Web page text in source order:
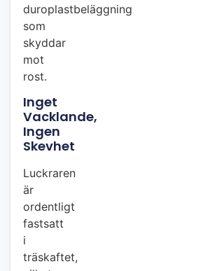
duroplastbeläggning
som
skyddar
mot
rost.
Inget
Vacklande,
Ingen
Skevhet
Luckraren
är
ordentligt
fastsatt
i
träskaftet,